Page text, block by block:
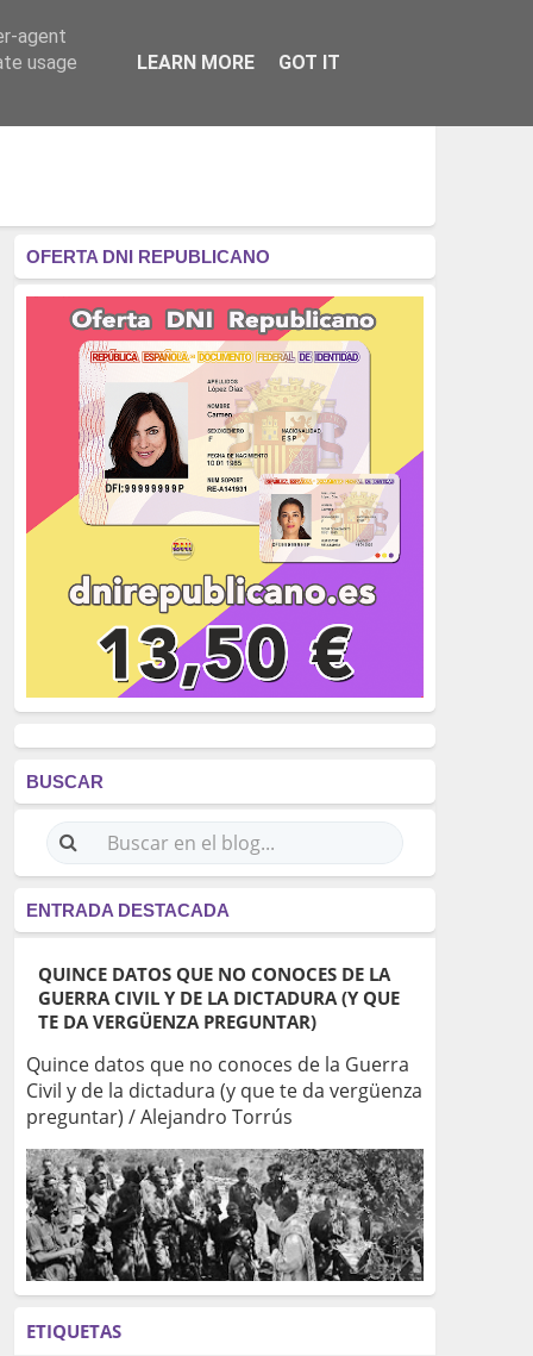
RÉGIMEN - MONARQUÍA
OFERTA DNI REPUBLICANO
BUSCAR
ENTRADA DESTACADA
QUINCE DATOS QUE NO CONOCES DE LA
GUERRA CIVIL Y DE LA DICTADURA (Y QUE
TE DA VERGÜENZA PREGUNTAR)
Quince datos que no conoces de la Guerra
Civil y de la dictadura (y que te da vergüenza
preguntar) / Alejandro Torrús
ETIQUETAS
agent
usage
LEARN MORE GOT IT